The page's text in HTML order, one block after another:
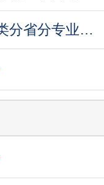
太原理工大学2013年艺术类分省分专业招生计划